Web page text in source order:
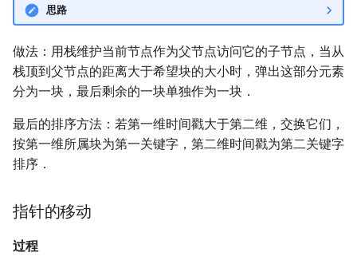
思路
做法：用栈维护当前节点作为父节点访问它的子节点，当从
栈顶到父节点的距离大于希望块的大小时，弹出这部分元素
分为一块，最后剩余的一块单独作为一块．
最后的排序方法：若第一维时间戳大于第二维，交换它们，
按第一维所属块为第一关键字，第二维时间戳为第二关键字
排序．
指针的移动
过程